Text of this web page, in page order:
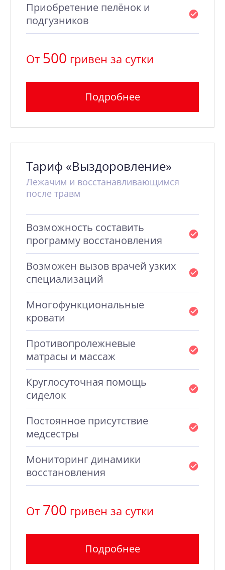
Приобретение пелёнок и
подгузников
Подробнее
От 500 гривен за сутки
Тариф «Выздоровление»
Лежачим и восстанавливающимся
после травм
Возможность составить
программу восстановления
Возможен вызов врачей узких
специализаций
Многофункциональные
кровати
Противопролежневые
матрасы и массаж
Круглосуточная помощь
сиделок
Постоянное присутствие
медсестры
Мониторинг динамики
восстановления
Подробнее
От 700 гривен за сутки